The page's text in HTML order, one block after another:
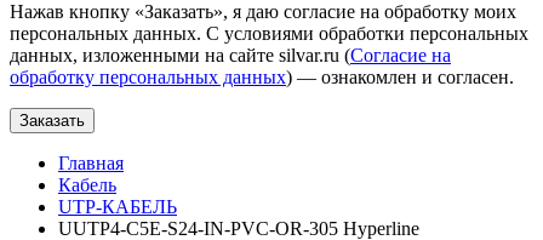
Нажав кнопку «Заказать», я даю согласие на обработку моих
персональных данных. С условиями обработки персональных
данных, изложенными на сайте silvar.ru (Согласие на
обработку персональных данных) — ознакомлен и согласен.
Заказать
Главная
Кабель
UTP-КАБЕЛЬ
UUTP4-C5E-S24-IN-PVC-OR-305 Hyperline